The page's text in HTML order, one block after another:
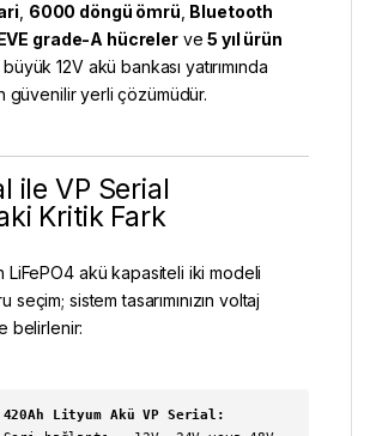
6000 döngü ömrü Bluetooth
grade-A hücrelerve5 yıl ürün
büyük 12V akü bankası yatırımında
güvenilir yerli çözümüdür.
ile VP Serial
Kritik Fark
LiFePO4 akü kapasiteli iki modeli
seçim; sistem tasarımınızın voltaj
belirlenir:
Lityum Akü VP Serial: